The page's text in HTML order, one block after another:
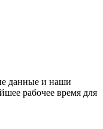
данные и наши
рабочее время для